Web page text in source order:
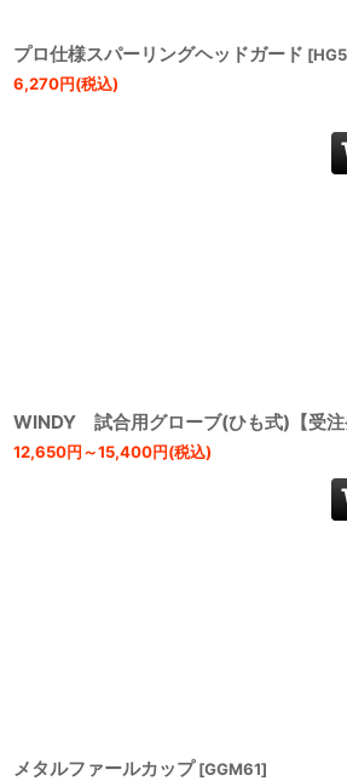
プロ仕様スパーリングヘッドガード [
6,270円(税込)
WINDY 試合用グローブ(ひも式)【受注
12,650円～15,400円(税込)
メタルファールカップ [GGM61]